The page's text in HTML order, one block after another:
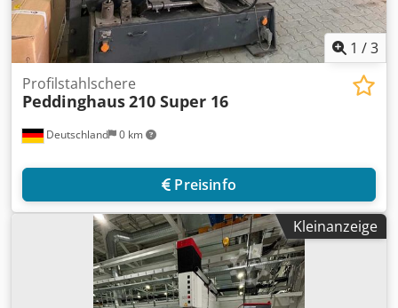
1 /3
Deutschland 0 km
Profilstahlschere
Peddinghaus210 Super 16
Preisinfo
Kleinanzeige